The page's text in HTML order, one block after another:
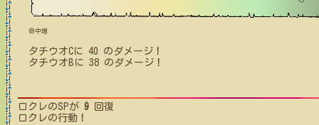
命中増
タチウオCに 40 のダメージ！
タチウオB に 38 のダメージ！
ロクレのSPが 9 回復
ロクレの行動！